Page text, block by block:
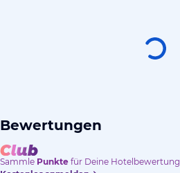
Bewertungen
Sammle Punkte für Deine Hotelbewertung.